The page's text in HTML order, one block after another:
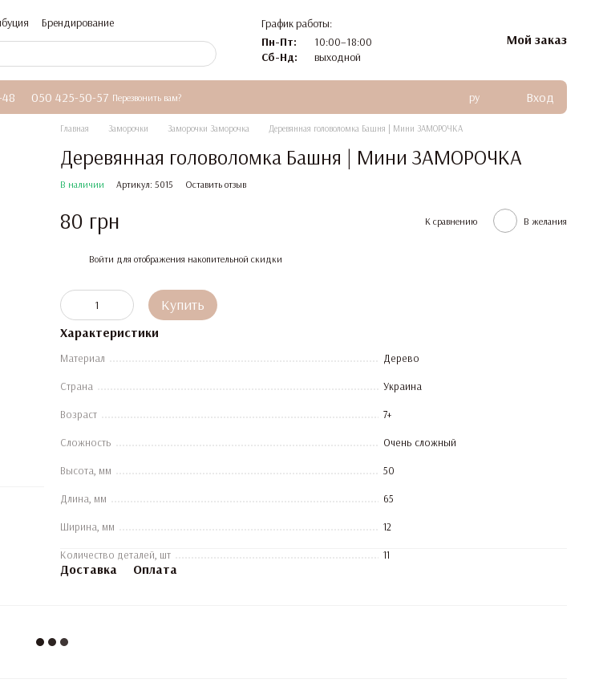
Брендирование
График работы:
Пн-Пт:
10:00–18:00
Сб-Нд:
выходной
Мой заказ
050 425-50-57 Перезвонить вам? ру Вход
Главная Заморочки Заморочки Заморочка Деревянная головоломка Башня | Мини ЗАМОРОЧКА
Деревянная головоломка Башня | Мини ЗАМОРОЧКА
В наличии Артикул: 5015 Оставить отзыв
80 грн К сравнению В желания
Войти для отображения накопительной скидки
Купить
Характеристики
Материал Дерево
Страна Украина
Возраст 7+
Сложность Очень сложный
Высота, мм 50
Длина, мм 65
Ширина, мм 12
Количество деталей, шт 11
Доставка Оплата